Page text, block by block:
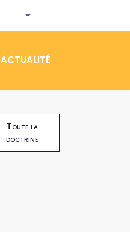
ACTUALITÉ
Toute la
doctrine